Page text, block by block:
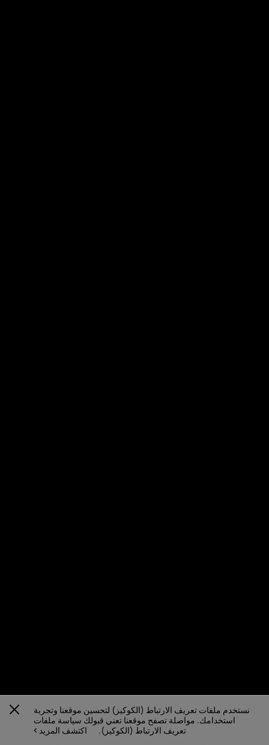
نستخدم ملفات تعريف الارتباط (الكوكيز) لتحسين موقعنا وتجربة
استخدامك. مواصلة تصفح موقعنا تعني قبولك سياسة ملفات
تعريف الارتباط (الكوكيز).
اكتشف المزيد